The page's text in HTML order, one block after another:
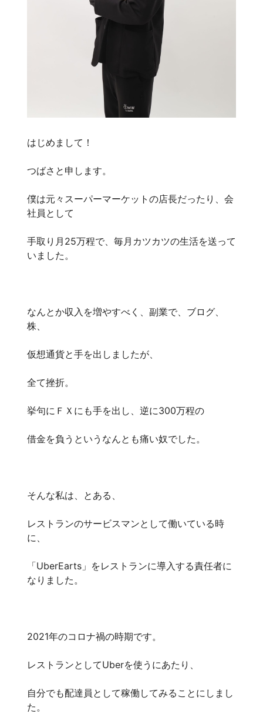
はじめまして！
つばさと申します。
僕は元々スーパーマーケットの店長だったり、会
社員として
手取り月25万程で、毎月カツカツの生活を送って
いました。
なんとか収入を増やすべく、副業で、ブログ、
株、
仮想通貨と手を出しましたが、
全て挫折。
挙句にＦＸにも手を出し、逆に300万程の
借金を負うというなんとも痛い奴でした。
そんな私は、とある、
レストランのサービスマンとして働いている時
に、
「UberEarts」をレストランに導入する責任者に
なりました。
2021年のコロナ禍の時期です。
レストランとしてUberを使うにあたり、
自分でも配達員として稼働してみることにしまし
た。